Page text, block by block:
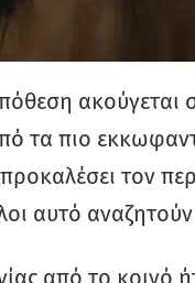
ακούγεται
τα πιο
προκαλέσει τον
αυτό
από το κοινό